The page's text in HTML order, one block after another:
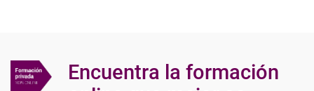
Encuentra la formación